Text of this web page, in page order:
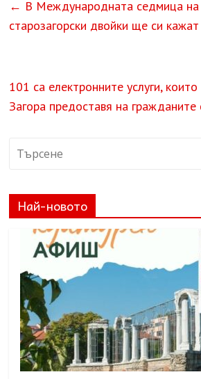
← В Международната седмица
старозагорски двойки ще си кажат
101 са електронните услуги,
Загора предоставя на гражданите
Най-новото